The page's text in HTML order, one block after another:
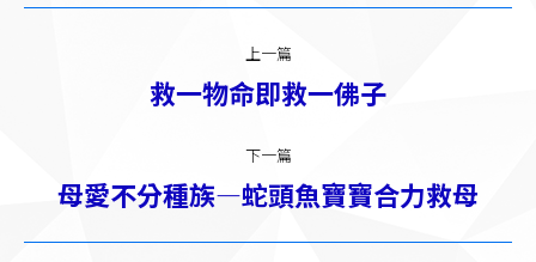
航
上一篇
上
篇：
救一物命即救一佛子
下一篇
下
母愛不分種族—蛇頭魚寶寶合力救母